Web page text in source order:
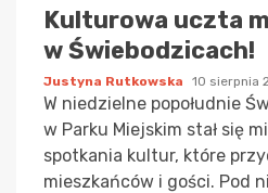
Kulturowa uczta
w Świebodzicach!
Justyna Rutkowska 10 sierpnia
W niedzielne popołudnie
w Parku Miejskim stał się
spotkania kultur, które
mieszkańców i gości. Pod